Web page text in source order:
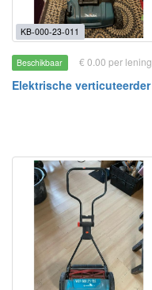
KB-000-23-011
Beschikbaar € 0.00 per lening
Elektrische verticuteerder